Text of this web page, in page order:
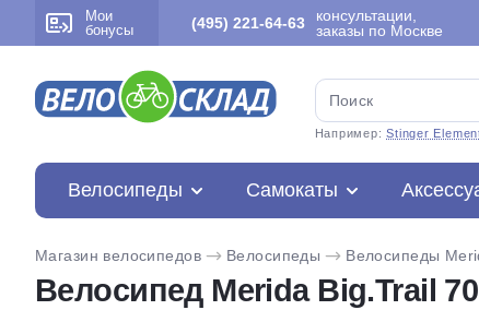
Мои
бонусы
(495) 221-64-63
консультации,
заказы по Москве
Например:Stinger
Велосипеды Самокаты
Магазин велосипедов Велосипеды Велосипеды
Велосипед Merida Big.Trail